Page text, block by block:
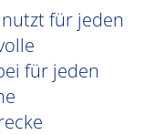
für jeden
für jeden